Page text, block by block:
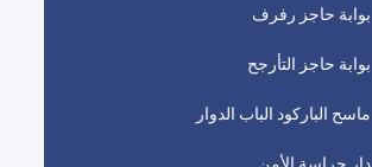
بوابة حاجز رفرف
بوابة حاجز التأرجح
ماسح الباركود الباب الدوار